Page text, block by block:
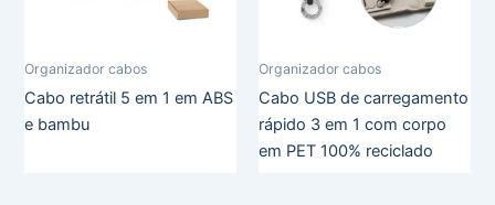
Organizador cabos
Cabo retrátil 5 em 1 em ABS
e bambu
Organizador cabos
Cabo USB de carregamento
rápido 3 em 1 com corpo
em PET 100% reciclado